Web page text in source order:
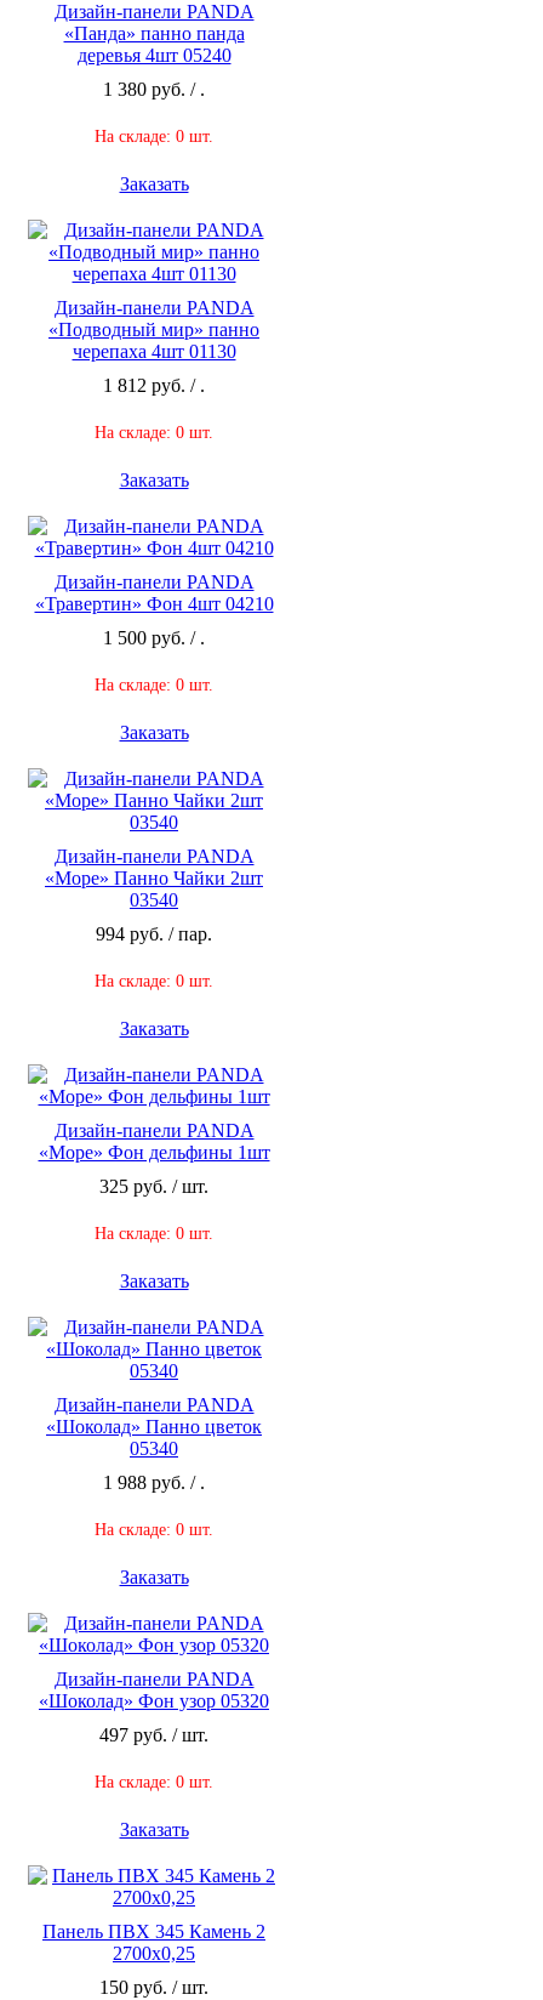
Дизайн-панели PANDA
«Панда» панно панда
деревья 4шт 05240
1 380 руб. / .
На складе: 0 шт.
Заказать
Дизайн-панели PANDA
«Подводный мир» панно
черепаха 4шт 01130
1 812 руб. / .
На складе: 0 шт.
Заказать
Дизайн-панели PANDA
«Травертин» Фон 4шт 04210
1 500 руб. / .
На складе: 0 шт.
Заказать
Дизайн-панели PANDA
«Море» Панно Чайки 2шт
03540
994 руб. / пар.
На складе: 0 шт.
Заказать
Дизайн-панели PANDA
«Море» Фон дельфины 1шт
325 руб. / шт.
На складе: 0 шт.
Заказать
Дизайн-панели PANDA
«Шоколад» Панно цветок
05340
1 988 руб. / .
На складе: 0 шт.
Заказать
Дизайн-панели PANDA
«Шоколад» Фон узор 05320
497 руб. / шт.
На складе: 0 шт.
Заказать
Панель ПВХ 345 Камень 2
2700х0,25
150 руб. / шт.